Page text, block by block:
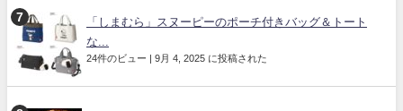
「しまむら」スヌーピーのポーチ付きバッグ＆トート
な...
24件のビュー | 9月 4, 2025 に投稿された